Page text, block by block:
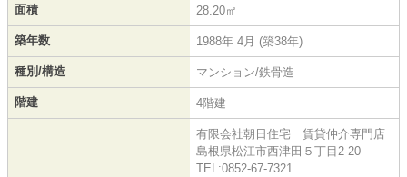
面積 28.20㎡
築年数 1988年 4月 (築38年)
種別/構造 マンション/鉄骨造
階建 4階建
有限会社朝日住宅 賃貸仲介専門店
島根県松江市西津田５丁目2-20
TEL:0852-67-7321